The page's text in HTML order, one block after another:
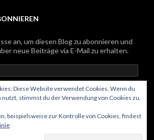
an, um diesen Blog zu abonnieren und
neue Beiträge via E-Mail zu erhalten.
Abonnenten an
Diese Website verwendet Cookies. Wenn du
stimmst du der Verwendung von Cookies zu.
beispielsweise zur Kontrolle von Cookies, findest